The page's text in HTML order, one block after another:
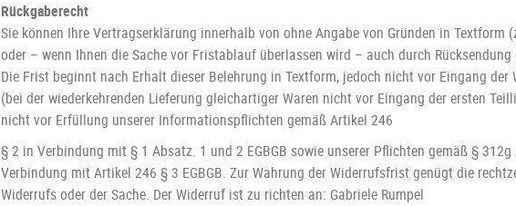
Rückgaberecht
Sie können Ihre Vertragserklärung innerhalb von ohne Angabe von Gründen in Textform
oder – wenn Ihnen die Sache vor Fristablauf überlassen wird – auch durch Rücksendung
Die Frist beginnt nach Erhalt dieser Belehrung in Textform, jedoch nicht vor Eingang der
(bei der wiederkehrenden Lieferung gleichartiger Waren nicht vor Eingang der ersten
nicht vor Erfüllung unserer Informationspflichten gemäß Artikel 246
§ 2 in Verbindung mit § 1 Absatz. 1 und 2 EGBGB sowie unserer Pflichten gemäß §
Verbindung mit Artikel 246 § 3 EGBGB. Zur Wahrung der Widerrufsfrist genügt die
Widerrufs oder der Sache. Der Widerruf ist zu richten an: Gabriele Rumpel